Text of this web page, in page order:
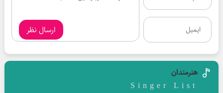
ارسال نظر
هنرمندان
Singer List